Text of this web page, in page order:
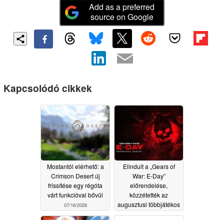
Add as a preferred
source on Google
Kapcsolódó cikkek
Mostantól elérhető: a
Crimson Desert új
frissítése egy régóta
várt funkcióval bővül
07/16/2026
Elindult a „Gears of
War: E-Day”
előrendelése,
közzétették az
augusztusi többjátékos